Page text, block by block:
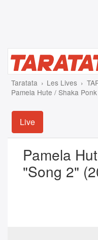
Taratata Les Lives
Pamela Hute / Shaka
Live
Pamela
"Song 2"